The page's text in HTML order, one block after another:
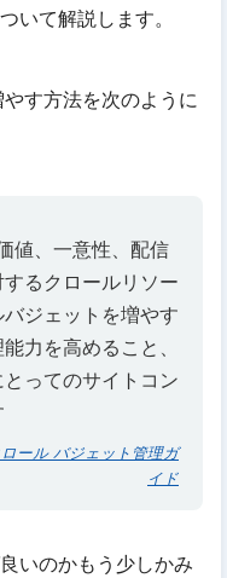
いて解説します。
す方法を次のように
値、一意性、配信
るクロールリソー
ジェットを増やす
力を高めること、
ってのサイトコン
ール バジェット管理ガ
イド
いのかもう少しかみ